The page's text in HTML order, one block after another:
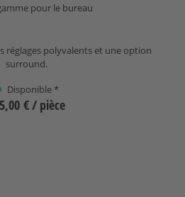
pour le bureau
réglages polyvalents et une option
surround.
Disponible *
€/ pièce